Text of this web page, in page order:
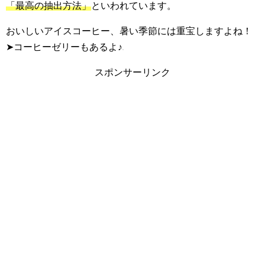
「最高の抽出方法」といわれています。
おいしいアイスコーヒー、暑い季節には重宝しますよね！
➤コーヒーゼリーもあるよ♪
スポンサーリンク